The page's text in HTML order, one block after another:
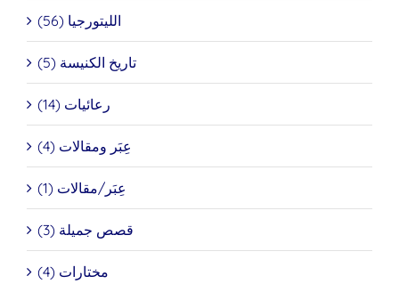
الليتورجيا (56)
تاريخ الكنيسة (5)
رعائيات (14)
عِبَر ومقالات (4)
عِبَر/مقالات (1)
قصص جميلة (3)
مختارات (4)